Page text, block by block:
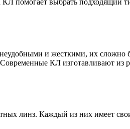
и жесткими, их сложно
КЛ изготавливают из
линз. Каждый из них имеет